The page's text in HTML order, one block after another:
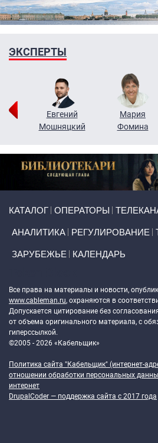
ЭКСПЕРТЫ
Евгений
Мошняцкий
Мария
Фомина
КАТАЛОГ ОПЕРАТОРЫ
АНАЛИТИКА РЕГУЛИРОВАНИЕ
ЗАРУБЕЖЬЕ КАЛЕНДАРЬ
Все права на материалы и новости,
www.cableman.ru, охраняются в
Допускается цитирование без
от объема оригинального материала, с
гиперссылкой.
©2005 - 2026 «Кабельщик»
Политика сайта "Кабельщик" (интернет-
отношении обработки персональных
интернет
DrupalCoder — поддержка сайта c 2017 года